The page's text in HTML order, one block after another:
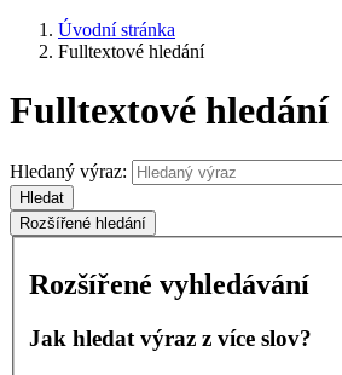
Úvodní stránka
Fulltextové hledání
Fulltextové hledání
Hledaný výraz:
Hledat
Rozšířené hledání
Rozšířené vyhledávání
Jak hledat výraz z více slov?